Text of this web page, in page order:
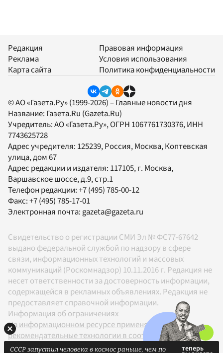
Редакция
Реклама
Карта сайта
Правовая информация
Условия использования
Политика конфиденциальности
© АО «Газета.Ру» (1999-2026) – Главные новости дня
Название: Газета.Ru (Gazeta.Ru)
Учредитель:АО «Газета.Ру», ОГРН 1067761730376, ИНН
7743625728
Адрес учредителя: 125239, Россия, Москва, Коптевская
улица, дом 67
Адрес редакции и издателя: 117105, г. Москва,
Варшавское шоссе, д.9, стр.1
Телефон редакции:+7 (495) 785-00-12
Факс:+7 (495) 785-17-01
Электронная почта:gazeta@gazeta.ru
Свидетельство о регистрации СМИ Эл № ФС77-67642
выдано федеральной службой по надзору в сфере
связи, информационных технологий и массовых
коммуникаций (Роскомнадзор) 10.11.2016 г. Редакция не
несет ответственности за достоверность информации,
содержащейся в рекламных объявлениях. Редакция не
предоставляет справочной информации.
Информация об ограничениях
На информационном ресурсе применяются
рекомендательные технологии в соответствии с
Правилами
СССР запустил человека в космос раньше, чем по